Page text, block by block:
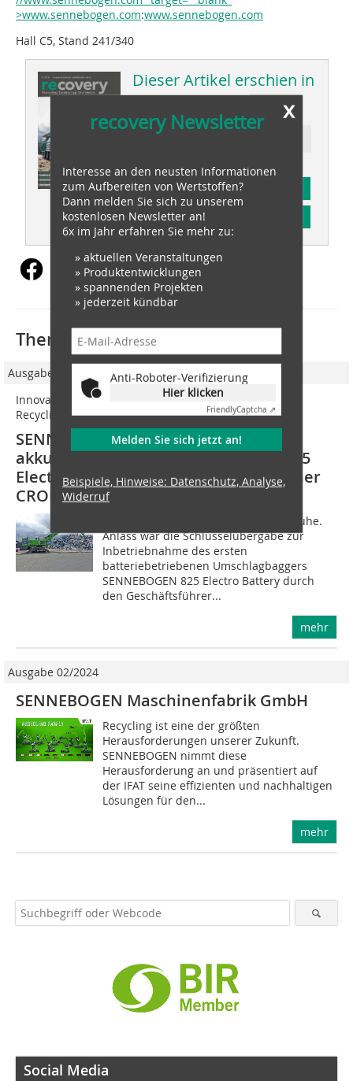
>www.sennebogen.com:www.sennebogen.com
Hall C5, Stand 241/340
Dieser Artikel erschien in
Abonnement
Inhaltsverzeichnis
x
recovery Newsletter
Interesse an den neusten Informationen
zum Aufbereiten von Wertstoffen?
Dann melden Sie sich zu unserem
kostenlosen Newsletter an!
6x im Jahr erfahren Sie mehr zu:
» aktuellen Veranstaltungen
» Produktentwicklungen
» spannenden Projekten
» jederzeit kündbar
Anti-Roboter-Verifizierung
Hier klicken
FriendlyCaptcha ⇗
Melden Sie sich jetzt an!
Beispiele, Hinweise: Datenschutz, Analyse,
Widerruf
Thematisch passende Artikel:
Ausgabe 06/2022
Innovationsprojekt reduziert CO2-Emissionen im
Recyclingprozess
SENNEBOGEN übergibt ersten
akkubetriebenen Umschlagbagger 825
Electro Battery an Kooperationspartner
CRONIMET
Ortstermin im Rheinhafen von Karlsruhe.
Anlass war die Schlüsselübergabe zur
Inbetriebnahme des ersten
batteriebetriebenen Umschlagbaggers
SENNEBOGEN 825 Electro Battery durch
den Geschäftsführer...
mehr
Ausgabe 02/2024
SENNEBOGEN Maschinenfabrik GmbH
Recycling ist eine der größten
Herausforderungen unserer Zukunft.
SENNEBOGEN nimmt diese
Herausforderung an und präsentiert auf
der IFAT seine effizienten und nachhaltigen
Lösungen für den...
mehr
Social Media